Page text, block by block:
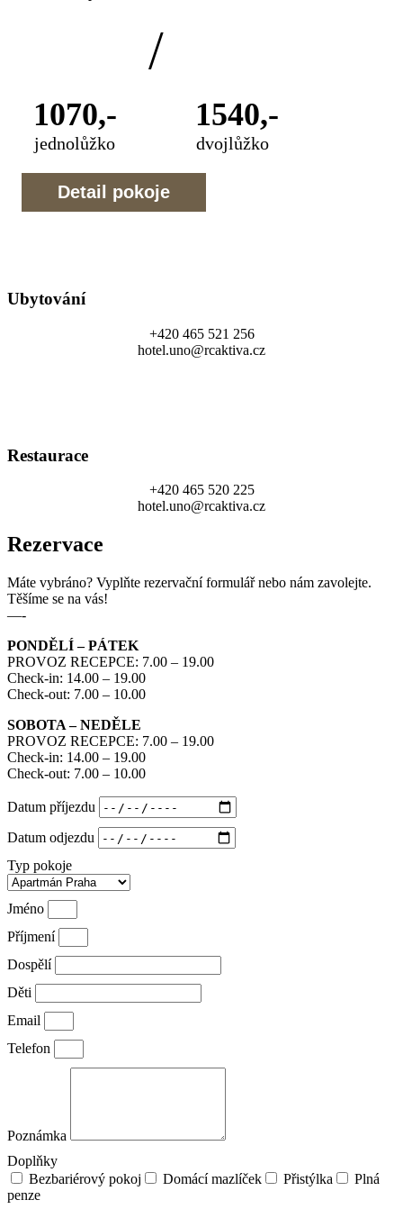
1070,-
jednolůžko
/
1540,-
dvojlůžko
Detail pokoje
Ubytování
+420 465 521 256
hotel.uno@rcaktiva.cz
Restaurace
+420 465 520 225
hotel.uno@rcaktiva.cz
Rezervace
Máte vybráno? Vyplňte rezervační formulář nebo nám zavolejte.
Těšíme se na vás!
—-
PONDĚLÍ – PÁTEK
PROVOZ RECEPCE: 7.00 – 19.00
Check-in: 14.00 – 19.00
Check-out: 7.00 – 10.00
SOBOTA – NEDĚLE
PROVOZ RECEPCE: 7.00 – 19.00
Check-in: 14.00 – 19.00
Check-out: 7.00 – 10.00
Datum příjezdu
Datum odjezdu
Typ pokoje
Jméno
Příjmení
Dospělí
Děti
Email
Telefon
Poznámka
Doplňky
Bezbariérový pokoj
Domácí mazlíček Přistýlka
Plná
penze